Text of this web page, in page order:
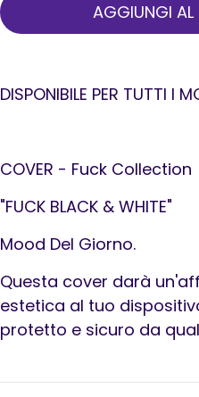
AGGIUNGI AL
DISPONIBILE PER TUTTI I
COVER - Fuck Collection
"FUCK BLACK & WHITE"
Mood Del Giorno.
Questa cover darà
estetica al tuo
protetto e sicuro da